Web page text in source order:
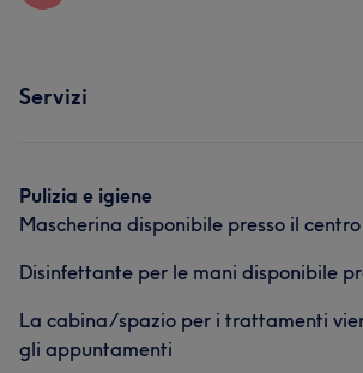
Servizi
Pulizia e igiene
Mascherina disponibile presso il centro
Disinfettante per le mani disponibile
La cabina/spazio per i trattamenti
gli appuntamenti